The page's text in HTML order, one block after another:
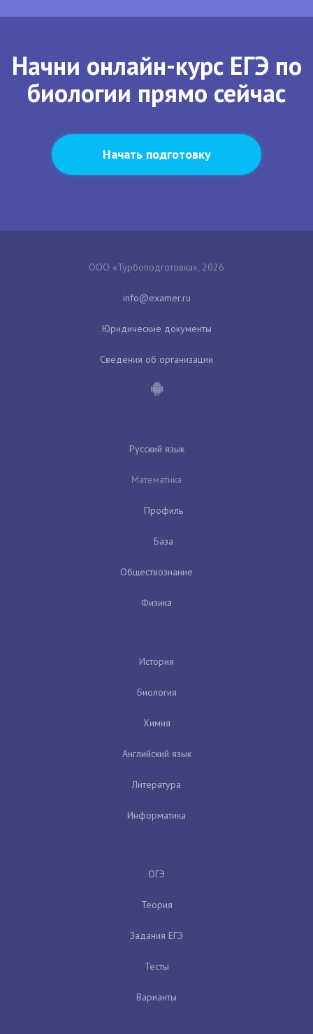
Начни онлайн-курс ЕГЭ по
биологии прямо сейчас
Начать подготовку
ООО «Турбоподготовка», 2026
Юридические документы
Сведения об организации
Русский язык
Математика
Профиль
База
Обществознание
Физика
История
Биология
Химия
Английский язык
Литература
Информатика
ОГЭ
Теория
Задания ЕГЭ
Тесты
Варианты